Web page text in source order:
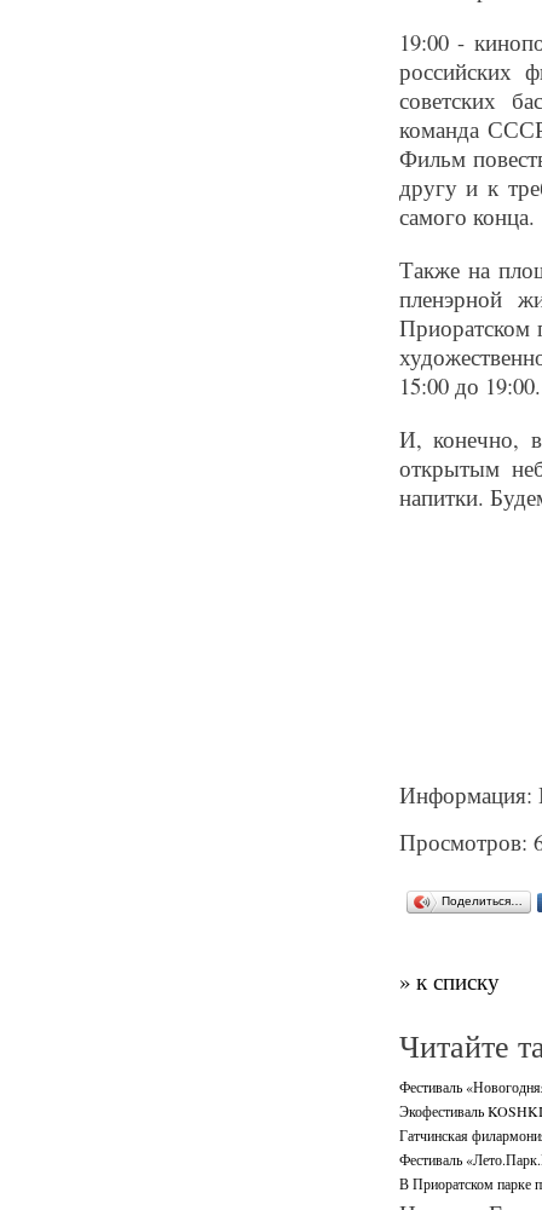
19:00 -
российских
советских
команда
Фильм
другу и к
самого конца.
Также на
пленэрной
Приоратском
15:00 до 19:00.
И, конечно,
открытым
напитки.
Информация:
Просмотров:
Поделиться…
» к списку
Читайте
Фестиваль
Экофестиваль
Гатчинская
Фестиваль
В Приоратском парке